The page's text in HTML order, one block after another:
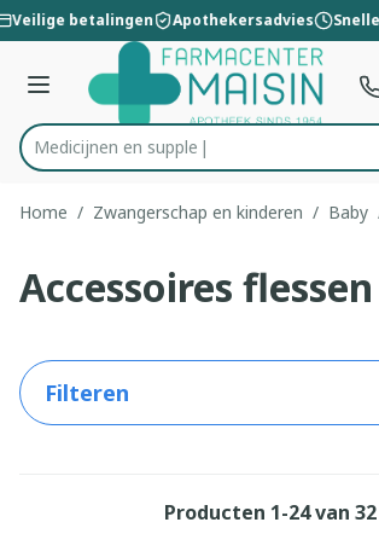
Ga naar de inhoud
1 van 1
Veilige betalingen Apothekersadvies
Menu
Product, merk, categorie...
Medic
Home / Zwangerschap en kinderen / Baby
Accessoires flessen
Filteren
Producten 1-24van 32